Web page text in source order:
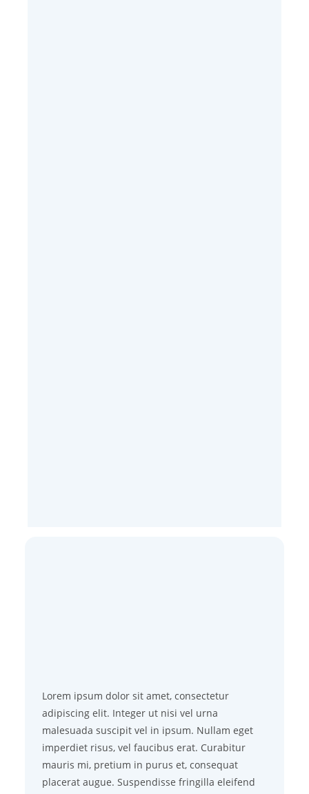
Lorem ipsum dolor sit amet, consectetur
adipiscing elit. Integer ut nisi vel urna
malesuada suscipit vel in ipsum. Nullam eget
imperdiet risus, vel faucibus erat. Curabitur
mauris mi, pretium in purus et, consequat
placerat augue. Suspendisse fringilla eleifend